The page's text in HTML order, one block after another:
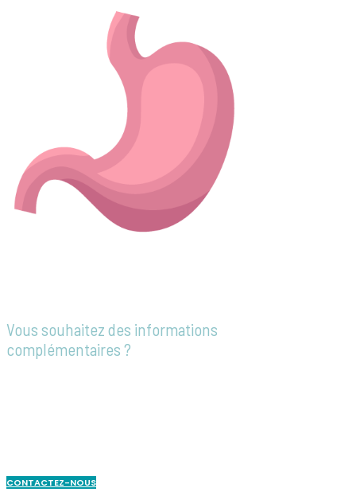
Vous souhaitez des informations
complémentaires ?
CONTACTEZ-NOUS